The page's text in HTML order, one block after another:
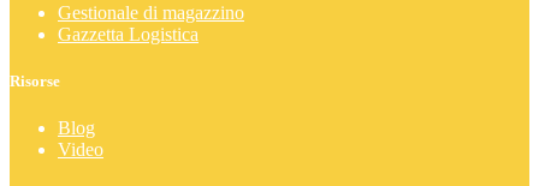
Gestionale di magazzino
Gazzetta Logistica
Risorse
Blog
Video